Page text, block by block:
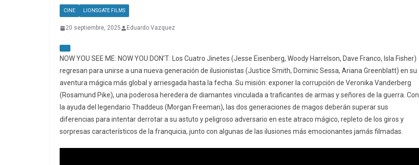
CINE LIONSGATE FILMS
20 septiembre, 2025 Eduardo Vazquez
NOW YOU SEE ME: NOW YOU DON’T: Los Cuatro Jinetes (Jesse Eisenberg, Woody Harrelson, Dave Franco, Isla Fisher)
regresan para unirse a una nueva generación de ilusionistas (Justice Smith, Dominic Sessa, Ariana Greenblatt) en su
aventura mágica más global y arriesgada hasta la fecha. Su misión: exponer la corrupción de Veronika Vanderberg
(Rosamund Pike), una poderosa heredera de diamantes vinculada a traficantes de armas y señores de la guerra. Con
la ayuda del legendario Thaddeus (Morgan Freeman), las dos generaciones de magos deberán superar sus
diferencias para intentar derrotar a su astuto y peligroso adversario en este atraco mágico, repleto de los giros y
sorpresas característicos de la franquicia, junto con algunas de las ilusiones más emocionantes jamás filmadas.